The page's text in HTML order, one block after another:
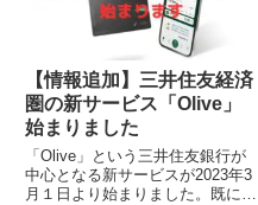
【情報追加】三井住友経済
圏の新サービス「Olive」
始まりました
「Olive」という三井住友銀行が
中心となる新サービスが2023年3
月１日より始まりました。既に界